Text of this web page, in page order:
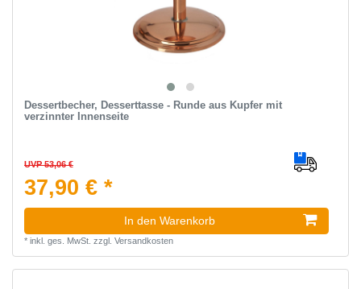
Dessertbecher, Desserttasse - Runde aus Kupfer mit
verzinnter Innenseite
UVP 53,06 €
37,90 € *
In den Warenkorb
* inkl. ges. MwSt. zzgl. Versandkosten